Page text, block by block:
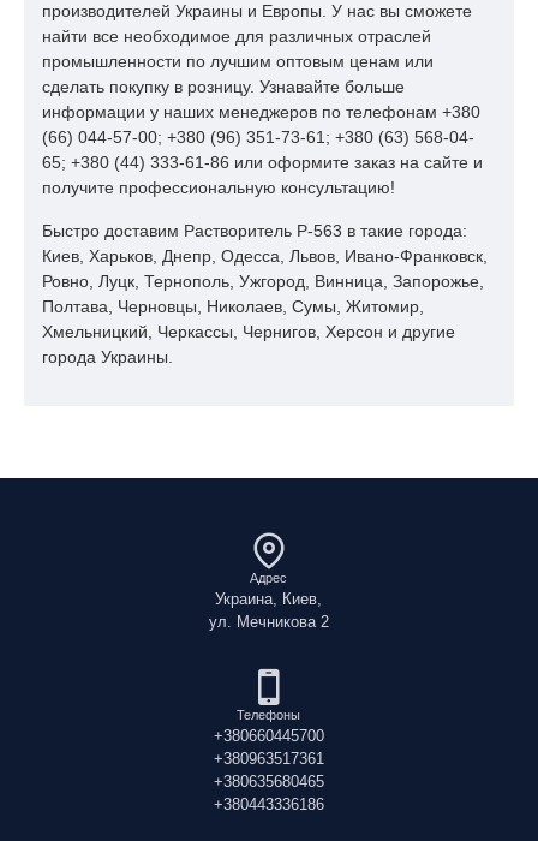
производителей Украины и Европы. У нас вы сможете
найти все необходимое для различных отраслей
промышленности по лучшим оптовым ценам или
сделать покупку в розницу. Узнавайте больше
информации у наших менеджеров по телефонам +380
(66) 044-57-00; +380 (96) 351-73-61; +380 (63) 568-04-
65; +380 (44) 333-61-86 или оформите заказ на сайте и
получите профессиональную консультацию!
Быстро доставим Растворитель Р-563 в такие города:
Киев, Харьков, Днепр, Одесса, Львов, Ивано-Франковск,
Ровно, Луцк, Тернополь, Ужгород, Винница, Запорожье,
Полтава, Черновцы, Николаев, Сумы, Житомир,
Хмельницкий, Черкассы, Чернигов, Херсон и другие
города Украины.
Адрес
Украина, Киев,
ул. Мечникова 2
Телефоны
+380660445700
+380963517361
+380635680465
+380443336186